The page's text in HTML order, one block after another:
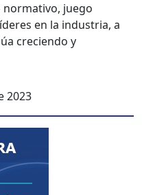
juego
en la indus­tria, a
cre­cien­do y
2023